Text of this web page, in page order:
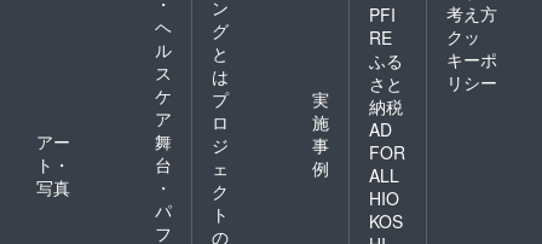
ヘ
ル
ス
ケ
ア
アー
ト・
写真
舞
台
・
パ
フ
ン
グ
と
は
プ
ロ
ジ
ェ
ク
ト
の
実
施
事
例
PFI
RE
ふる
さと
納税
AD
FOR
ALL
HIO
KOS
考え方
クッ
キーポ
リシー